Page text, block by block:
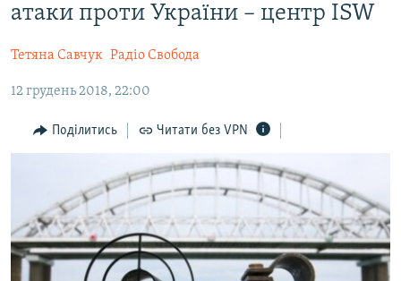
матеріалу
до
навігації
Перейти
ВІДЕО ТА ФОТО
ПОЛІТИКА
БЛОГИ
ПОГЛЯД
ВСЕ ЗА ДЕНЬ
СПЕЦПРОЕКТИ
ДЕПОРТАЦІЯ
ЯК ОБІЙТИ БЛОКУВАННЯ
атаки проти України – центр ISW
Тетяна Савчук Радіо Свобода
12 грудень 2018, 22:00
Поділитись Читати без VPN